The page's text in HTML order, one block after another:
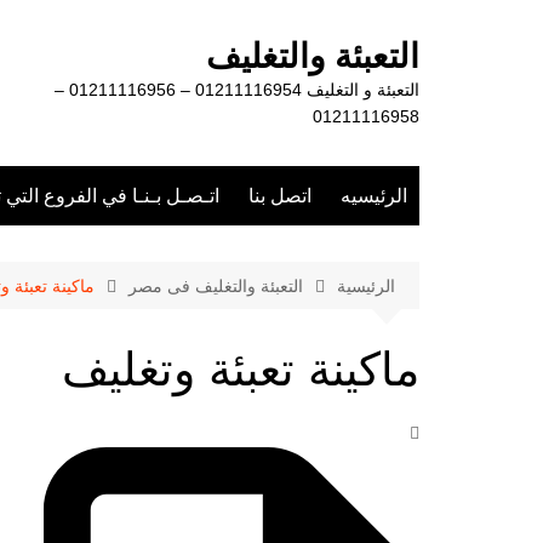
التعبئة والتغليف
التعبئة و التغليف 01211116954 – 01211116956 –
01211116958
الرئيسيه اتصل بنا اتـصـل بـنـا في الفروع
الرئيسية التعبئة والتغليف فى مصر ماكينة تعبئة
ماكينة تعبئة وتغليف